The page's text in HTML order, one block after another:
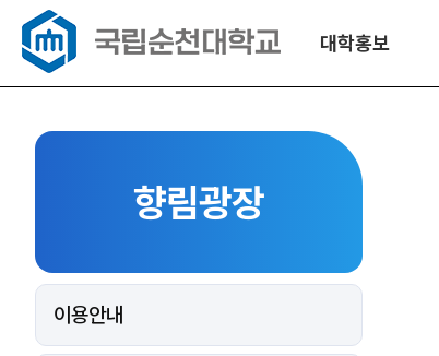
대학홍보
향림광장
이용안내